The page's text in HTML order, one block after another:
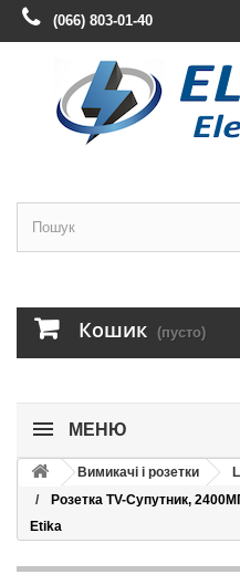
(066) 803-01-40
Кошик (пусто)
МЕНЮ
Вимикачі і розетки
Розетка TV-Супутник,
Etika